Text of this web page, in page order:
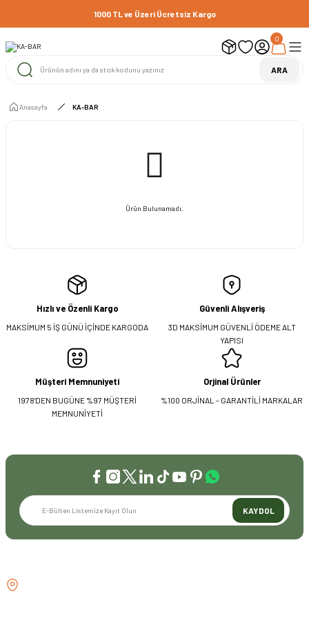
1000 TL ve Üzeri Ücretsiz Kargo
ARA
0
Anasayfa KA-BAR
Ürün Bulunamadı.
Hızlı ve Özenli Kargo
MAKSİMUM 5 İŞ GÜNÜ İÇİNDE KARGODA
Güvenli Alışveriş
3D MAKSİMUM GÜVENLİ ÖDEME ALT
YAPISI
Müşteri Memnuniyeti
1978'DEN BUGÜNE %97 MÜŞTERİ
MEMNUNİYETİ
Orjinal Ürünler
%100 ORJİNAL - GARANTİLİ MARKALAR
KAYDOL